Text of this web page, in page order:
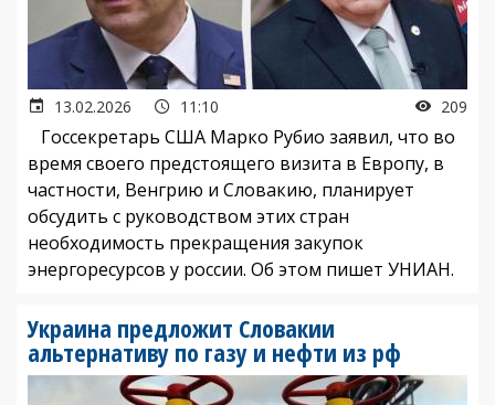
13.02.2026 11:10 209
Госсекретарь США Марко Рубио заявил, что во
время своего предстоящего визита в Европу, в
частности, Венгрию и Словакию, планирует
обсудить с руководством этих стран
необходимость прекращения закупок
энергоресурсов у россии. Об этом пишет УНИАН.
Украина предложит Словакии
альтернативу по газу и нефти из рф